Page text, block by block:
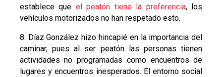
establece que el peatón tiene la preferencia, los
vehículos motorizados no han respetado esto.
8. Díaz González hizo hincapié en la importancia del
caminar, pues al ser peatón las personas tienen
actividades no programadas como encuentros de
lugares y encuentros inesperados. El entorno social